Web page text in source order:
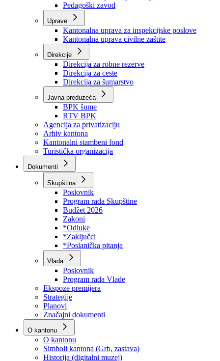
Zavod zdravstvenog osiguranja
Zavod za javno zdravstvo
Zavod za besplatnu pravnu pomoć
Pedagoški zavod
Kantonalna uprava za inspekcijske poslove
Kantonalna uprava civilne zaštite
Direkcije
Direkcija za robne rezerve
Direkcija za ceste
Direkcija za šumarstvo
Javna preduzeća
BPK šume
RTV BPK
Agencija za privatizaciju
Arhiv kantona
Kantonalni stambeni fond
Turistička organizacija
Dokumenti
Skupština
Poslovnik
Program rada Skupštine
Budžet 2026
Zakoni
*Odluke
*Zaključci
*Poslanička pitanja
Vlada
Poslovnik
Program rada Vlade
Ekspoze premijera
Strategije
Planovi
Značajni dokumenti
O kantonu